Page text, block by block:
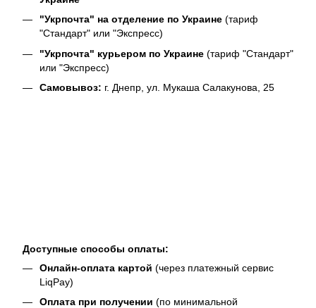
"Укрпочта" на отделение по Украине (тариф
"Стандарт" или "Экспресс)
"Укрпочта" курьером по Украине (тариф "Стандарт"
или "Экспресс)
Самовывоз: г. Днепр, ул. Мукаша Салакунова, 25
Доступные способы оплаты:
Онлайн-оплата картой (через платежный сервис
LiqPay)
Оплата при получении (по минимальной